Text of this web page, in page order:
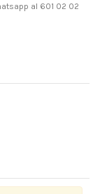
al 601 02 02